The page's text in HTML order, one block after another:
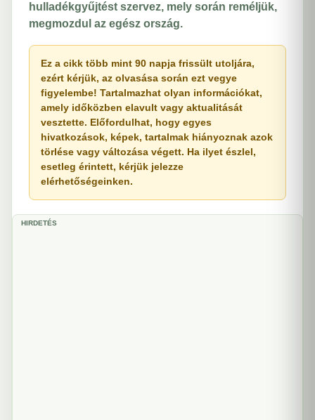
hulladékgyűjtést szervez, mely során reméljük,
megmozdul az egész ország.
Ez a cikk több mint 90 napja frissült utoljára,
ezért kérjük, az olvasása során ezt vegye
figyelembe! Tartalmazhat olyan információkat,
amely időközben elavult vagy aktualitását
vesztette. Előfordulhat, hogy egyes
hivatkozások, képek, tartalmak hiányoznak azok
törlése vagy változása végett. Ha ilyet észlel,
esetleg érintett, kérjük jelezze
elérhetőségeinken.
HIRDETÉS